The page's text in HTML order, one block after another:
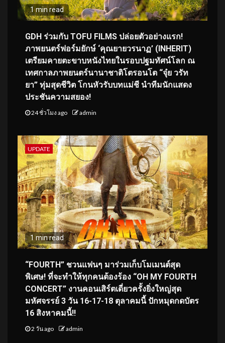
1 min read
GDH ร่วมกับ TOFU FILMS ปล่อยตัวอย่างแรก!
ภาพยนตร์ฟอร์มยักษ์ ‘คุณยายวรนาฏ’ (INHERIT)
เตรียมคายตะขาบหนังไทยในรอบปฐมทัศน์โลก ณ
เทศกาลภาพยนตร์นานาชาติโตรอนโต “จุ๋ย วรัท
ยา” ทุ่มสุดชีวิต โกนหัวรับบทแม่ชี นำทีมนักแสดง
ประชันความสยอง!
24 ชั่วโมง ago admin
UPDATE
1 min read
“FOURTH” ชวนแฟนๆ มาร่วมเก็บโมเมนต์สุด
พิเศษ! ที่จะทำให้ทุกคนต้องร้อง “OH MY FOURTH
CONCERT” งานคอนเสิร์ตเดี่ยวครั้งยิ่งใหญ่สุด
มหัศจรรย์ 3 วัน 16-17-18 ตุลาคมนี้ ปักหมุดกดบัตร
16 สิงหาคมนี้!!
2 วัน ago admin